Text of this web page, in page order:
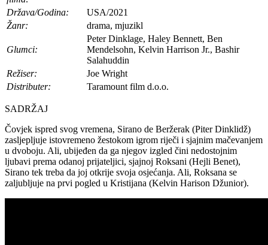
Država/Godina:
USA/2021
Žanr:
drama, mjuzikl
Glumci:
Peter Dinklage, Haley Bennett, Ben
Mendelsohn, Kelvin Harrison Jr., Bashir
Salahuddin
Režiser:
Joe Wright
Distributer:
Taramount film d.o.o.
SADRŽAJ
Čovjek ispred svog vremena, Sirano de Beržerak (Piter Dinklidž)
zasljepljuje istovremeno žestokom igrom riječi i sjajnim mačevanjem
u dvoboju. Ali, ubijeđen da ga njegov izgled čini nedostojnim
ljubavi prema odanoj prijateljici, sjajnoj Roksani (Hejli Benet),
Sirano tek treba da joj otkrije svoja osjećanja. Ali, Roksana se
zaljubljuje na prvi pogled u Kristijana (Kelvin Harison Džunior).